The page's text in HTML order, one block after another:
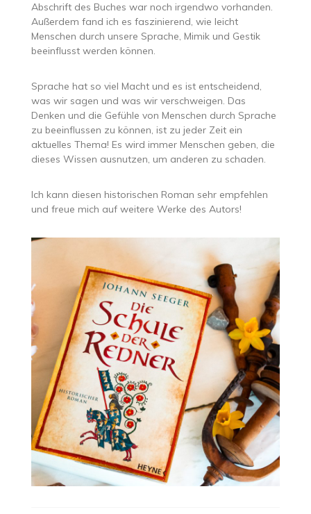
Abschrift des Buches war noch irgendwo vorhanden.
Außerdem fand ich es faszinierend, wie leicht
Menschen durch unsere Sprache, Mimik und Gestik
beeinflusst werden können.
Sprache hat so viel Macht und es ist entscheidend,
was wir sagen und was wir verschweigen. Das
Denken und die Gefühle von Menschen durch Sprache
zu beeinflussen zu können, ist zu jeder Zeit ein
aktuelles Thema! Es wird immer Menschen geben, die
dieses Wissen ausnutzen, um anderen zu schaden.
Ich kann diesen historischen Roman sehr empfehlen
und freue mich auf weitere Werke des Autors!